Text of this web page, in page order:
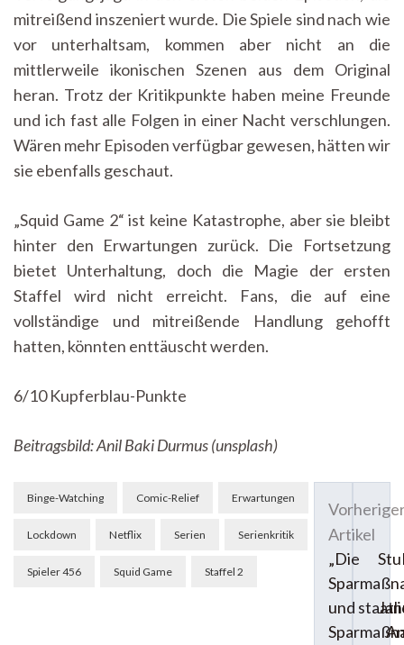
mitreißend inszeniert wurde. Die Spiele sind nach wie
vor unterhaltsam, kommen aber nicht an die
mittlerweile ikonischen Szenen aus dem Original
heran. Trotz der Kritikpunkte haben meine Freunde
und ich fast alle Folgen in einer Nacht verschlungen.
Wären mehr Episoden verfügbar gewesen, hätten wir
sie ebenfalls geschaut.
„Squid Game 2“ ist keine Katastrophe, aber sie bleibt
hinter den Erwartungen zurück. Die Fortsetzung
bietet Unterhaltung, doch die Magie der ersten
Staffel wird nicht erreicht. Fans, die auf eine
vollständige und mitreißende Handlung gehofft
hatten, könnten enttäuscht werden.
6/10 Kupferblau-Punkte
Beitragsbild: Anil Baki Durmus (unsplash)
Binge-Watching Comic-Relief Erwartungen
Lockdown Netflix Serien Serienkritik
Spieler 456 Squid Game Staffel 2
Beitragsnavigation
Artikel
„Die
und